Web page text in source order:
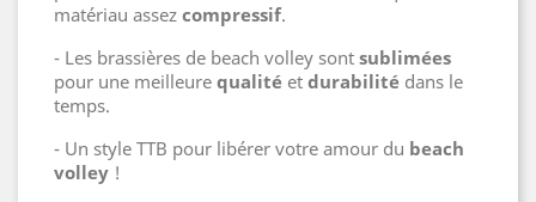
matériau assez compressif.
- Les brassières de beach volley sont sublimées
pour une meilleure qualité et durabilité dans le
temps.
- Un style TTB pour libérer votre amour du beach
volley !